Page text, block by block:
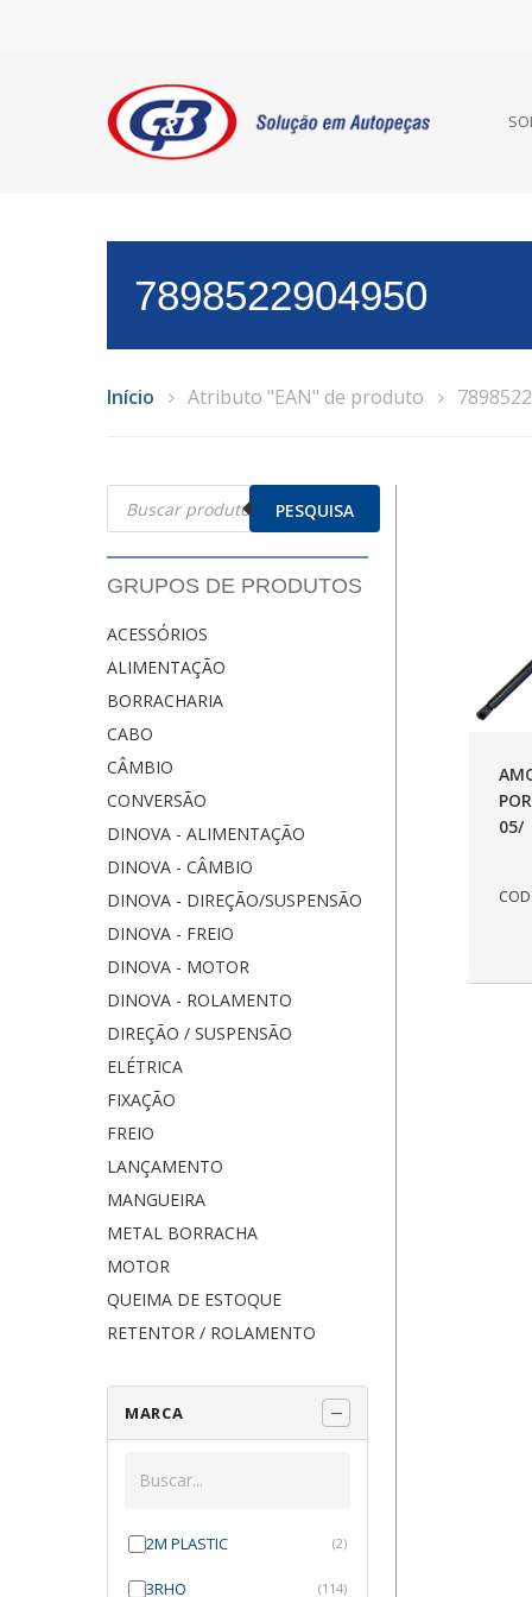
7898522904950
Início Atributo "EAN" de produto
Pesquisar
produtos PESQUISA
GRUPOS DE PRODUTOS
ACESSÓRIOS
ALIMENTAÇÃO
BORRACHARIA
CABO
CÂMBIO
CONVERSÃO
DINOVA - ALIMENTAÇÃO
DINOVA - CÂMBIO
DINOVA - DIREÇÃO/SUSPENSÃO
DINOVA - FREIO
DINOVA - MOTOR
DINOVA - ROLAMENTO
DIREÇÃO / SUSPENSÃO
ELÉTRICA
FIXAÇÃO
FREIO
LANÇAMENTO
MANGUEIRA
METAL BORRACHA
MOTOR
QUEIMA DE ESTOQUE
RETENTOR / ROLAMENTO
MARCA
2M PLASTIC (2)
3RHO (114)
05/